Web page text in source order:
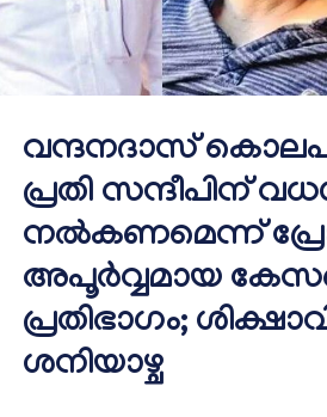
വന്ദനദാസ്
പ്രതി സന്ദീപിന്
നൽകണമെന്ന്
അപൂർവ്വമായ
പ്രതിഭാ​ഗം;
ശനിയാഴ്ച